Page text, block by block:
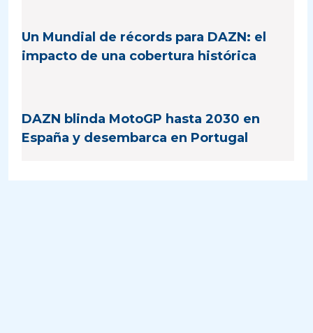
Un Mundial de récords para DAZN: el
impacto de una cobertura histórica
DAZN blinda MotoGP hasta 2030 en
España y desembarca en Portugal